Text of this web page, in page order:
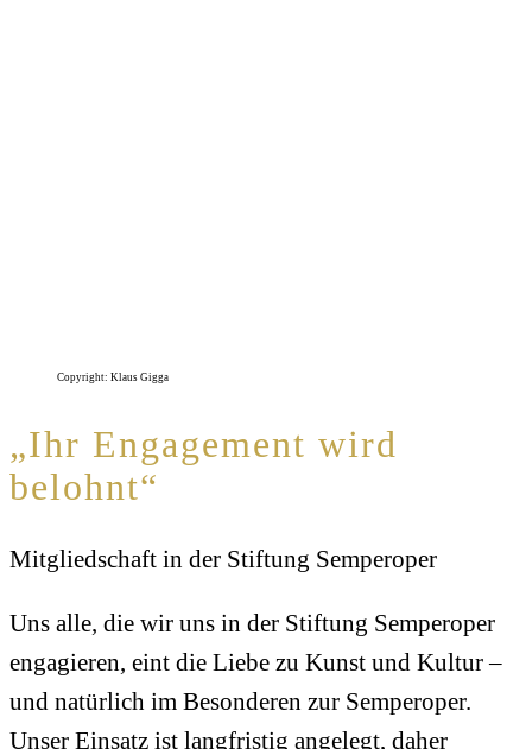
Copyright: Klaus Gigga
„Ihr Engagement wird
belohnt“
Mitgliedschaft in der Stiftung Semperoper
Uns alle, die wir uns in der Stiftung Semperoper
engagieren, eint die Liebe zu Kunst und Kultur –
und natürlich im Besonderen zur Semperoper.
Unser Einsatz ist langfristig angelegt, daher